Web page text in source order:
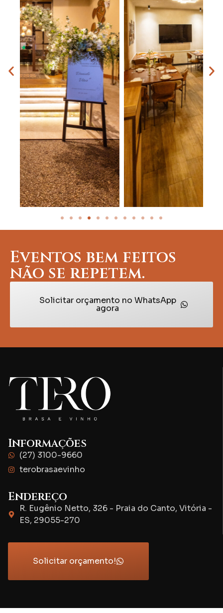
Eventos bem feitos
não se repetem.
Solicitar orçamento no WhatsApp
agora
Informações
(27) 3100-9660
terobrasaevinho
Endereço
R. Eugênio Netto, 326 - Praia do Canto, Vitória -
ES, 29055-270
Solicitar orçamento!